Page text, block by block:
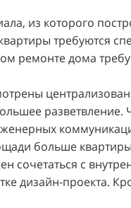
из которого
требуются
ремонте дома
больше
сочетаться с
дизайн-проекта.